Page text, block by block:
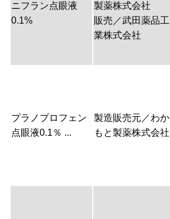
ニフラン点眼液
0.1%
製薬株式会社
販売／武田薬品工
業株式会社
プラノプロフェン
点眼液0.1％ ...
製造販売元／わか
もと製薬株式会社